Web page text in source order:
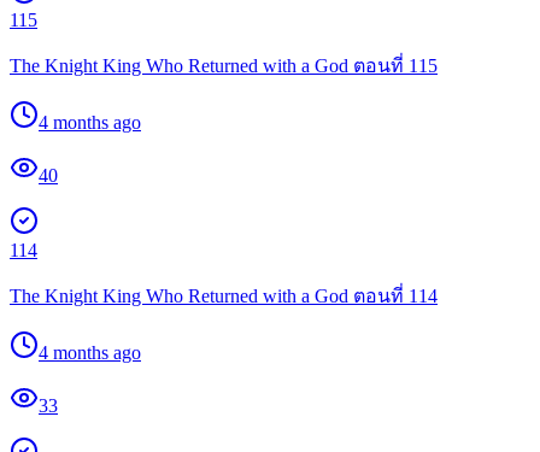
115
The Knight King Who Returned with a God ตอนที่ 115
4 months ago
40
114
The Knight King Who Returned with a God ตอนที่ 114
4 months ago
33